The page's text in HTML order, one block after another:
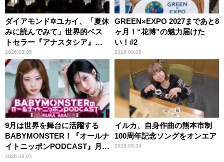
ダイアモンド✡ユカイ、「夏休
みに読んでみて」世界的ベス
トセラー『アナスタシア』を
紹介
2026.08.05
GREEN×EXPO 2027まであと8
ヶ月！“花博”の魅力届けた
い！#2
2026.08.05
9月は世界を舞台に活躍する
BABYMONSTER！『オールナ
イトニッポンPODCAST』月替
わりパーソナリティ
2026.08.05
イルカ、自身作曲の熊本市制
100周年記念ソングをオンエア
2026.08.04